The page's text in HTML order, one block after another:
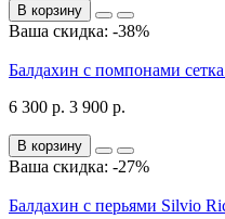
В корзину
Ваша скидка: -38%
Балдахин с помпонами
6 300 р. 3 900 р.
В корзину
Ваша скидка: -27%
Балдахин с перьями Silvio